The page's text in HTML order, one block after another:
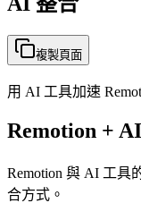
複製頁面
用 AI 工具加速
Remotion + AI
Remotion 與 AI 工具
合方式。